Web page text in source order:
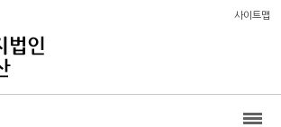
사이트맵